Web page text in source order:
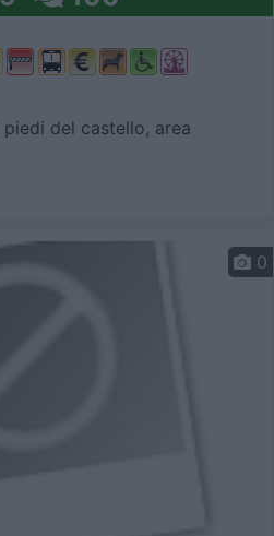
del castello, area
0